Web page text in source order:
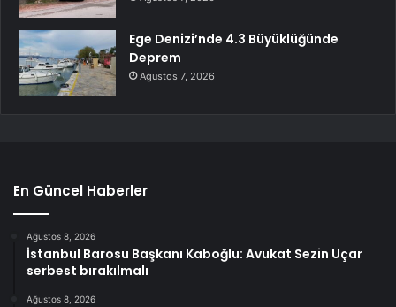
Ege Denizi’nde 4.3 Büyüklüğünde
Deprem
Ağustos 7, 2026
En Güncel Haberler
Ağustos 8, 2026
İstanbul Barosu Başkanı Kaboğlu: Avukat Sezin Uçar
serbest bırakılmalı
Ağustos 8, 2026